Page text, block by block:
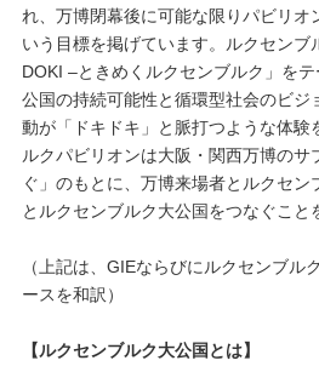
れ、万博閉幕後に可能な限りパビリオ
いう目標を掲げています。ルクセンブ
DOKI –ときめくルクセンブルク」を
公国の持続可能性と循環型社会のビジ
動が「ドキドキ」と脈打つような体験
ルクパビリオンは大阪・関西万博のサ
ぐ」のもとに、万博来場者とルクセ
とルクセンブルク大公国をつなぐこと
（上記は、GIEならびにルクセンブル
ースを和訳）
【ルクセンブルク大公国とは】